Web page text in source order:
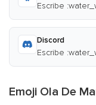
Escribe
Discord
Escribe
Emoji Ola De